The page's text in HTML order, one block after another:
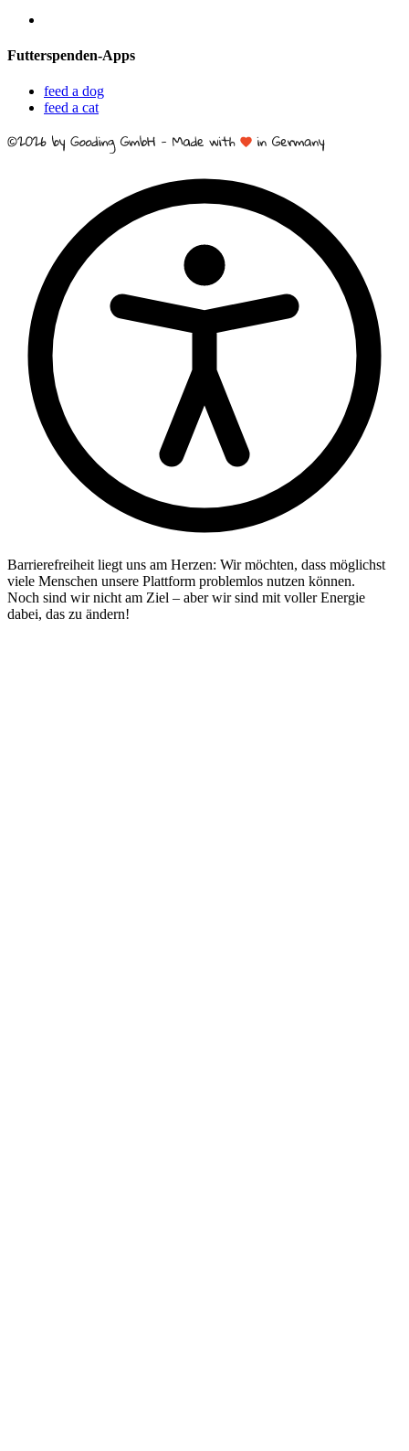
Futterspenden-Apps
feed a dog
feed a cat
Barrierefreiheit liegt uns am Herzen: Wir möchten, dass möglichst
viele Menschen unsere Plattform problemlos nutzen können.
Noch sind wir nicht am Ziel – aber wir sind mit voller Energie
dabei, das zu ändern!